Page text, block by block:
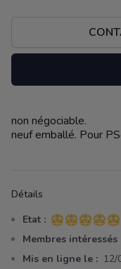
Description
non négociable.
neuf emballé. Pour
Détails
Etat : 5 sur 5 étoiles
Membres intéressés
Mis en ligne le : 12/